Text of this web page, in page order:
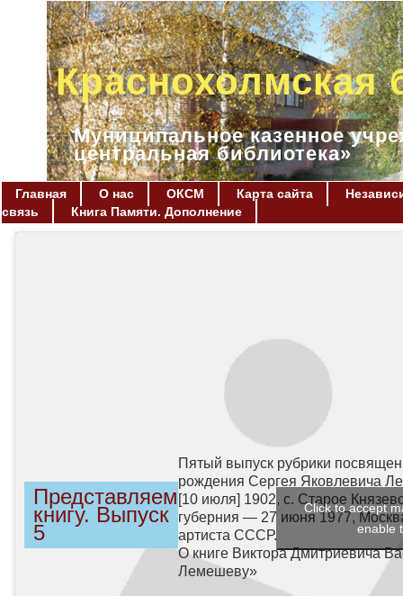
Краснохолмская
Муниципальное казенное
центральная библиотека»
Главная О нас ОКСМ Карта сайта
связь
Книга Памяти. Дополнение
Представляем
книгу. Выпуск
5
Пятый выпуск рубрики
рождения Сергея Яковлевича
[10 июля] 1902, с. Старое
губерния — 27 июня 1977,
артиста СССР.
О книге Виктора Дмитриевича
Лемешеву»
Click to accept
enable